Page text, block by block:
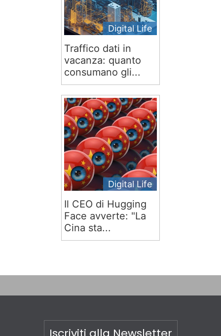
Digital Life
Traffico dati in
vacanza: quanto
consumano gli...
Digital Life
Il CEO di Hugging
Face avverte: "La
Cina sta...